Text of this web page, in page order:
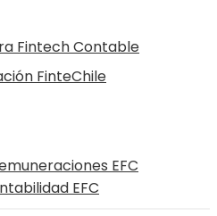
Fintech Contable
FinteChile
EFC
EFC